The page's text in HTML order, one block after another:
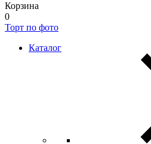
Корзина
0
Торт по фото
Каталог